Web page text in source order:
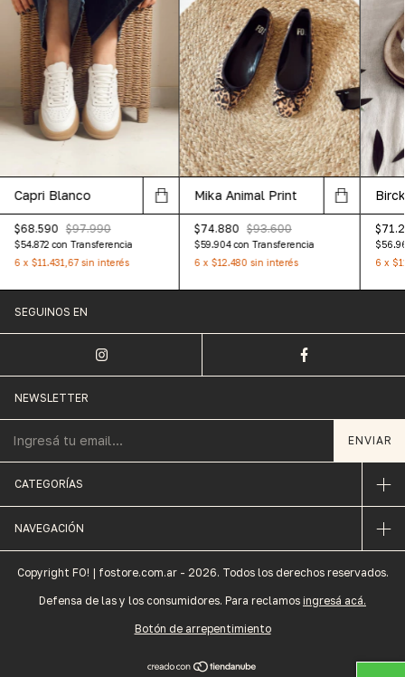
Capri Blanco
$68.590 $97.990
$54.872con Transferencia
6 x $11.431,67 sin interés
Mika Animal Print
$74.880 $93.600
$59.904con Transferencia
6 x$12.480 sin interés
6 x
SEGUINOS EN
NEWSLETTER
CATEGORÍAS
NAVEGACIÓN
Copyright FO! | fostore.com.ar - 2026. Todos los derechos reservados.
Defensa de las y los consumidores. Para reclamos ingresá acá.
Botón de arrepentimiento